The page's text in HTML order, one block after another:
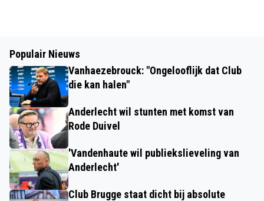
Populair Nieuws
Vanhaezebrouck: "Ongelooflijk dat Club
die kan halen"
Anderlecht wil stunten met komst van
Rode Duivel
'Vandenhaute wil publiekslieveling van
Anderlecht'
Club Brugge staat dicht bij absolute